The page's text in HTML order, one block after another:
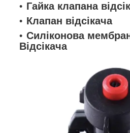
Гайка клапана
Клапан відсікача
Силіконова
Відсікача